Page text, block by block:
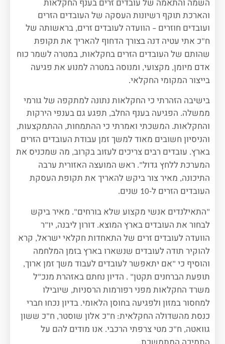
השמה והתאמה של עובדים זרים בענף החקלאות
והארכת תוקף רשיונות העסקה של העובדים הזרים
ועובדים חוזרים – הוועדה לעובדים זרים, בראשותה של
ח"כ אתי עטיה דנה בצורך הדחוף להאריך את תקופת
שהותם של העובדים הזרים בחקלאות, במטרה לשמר כוח
אדם מיומן, מקצועי, ומנוסה במטרה למנוע את פגיעה
בייצור המקומי החקלאי.
בישיבה הזהרתי כי החקלאות נתונה למתקפה של גורמי
ממשלה. הפגיעה בענף החלב, תפגע גם בענפי הירקות
והחקלאות. המשכתי ואמרתי כי ההתמחות, ההתמקצעות,
והניסיון חשובים מאוד למשך זמן עבודת העובדים הזרים
בארץ. עובדים רבים צריכים לעזוב בקרוב, מה שמכניס את
המערכת ללחץ גדול". ראש המועצה האזורית ערבה
התיכונה, מאיר צור ביקש להאריך את תקופת העסקת
העובדים הזרים ל-10 שנים.
"התאילנדים אנשי מקצוע שלא בורחים". מאיר ביקש
לבחור את העובדים בארץ המוצא. דורון ליבנה, יו"ר
הוועדה לעובדים זרים של התאחדות חקלאי ישראל, קרא
להוקיר תודה לעובדים שנשארו בארץ בזמן המלחמה
והוסיף כי "אם יתאפשר לעובדים לעבוד משך זמן ארוך,
תופעת הברחנים תקטן" . הדיון נחתם באזהרת מנכ"ל
משרד החקלאות מפני רפורמות הרסניות, שיובילו
למחסור במזון ולפגיעה בחוסן הלאומי. בדיון נכחו חברי
כנסת מהשדולה החקלאית: ח"כ אלון שוסטר, ח"כ ששון
גוואטה, ח"כ מטי צרפתי הרכבי. אנו מודים להם על